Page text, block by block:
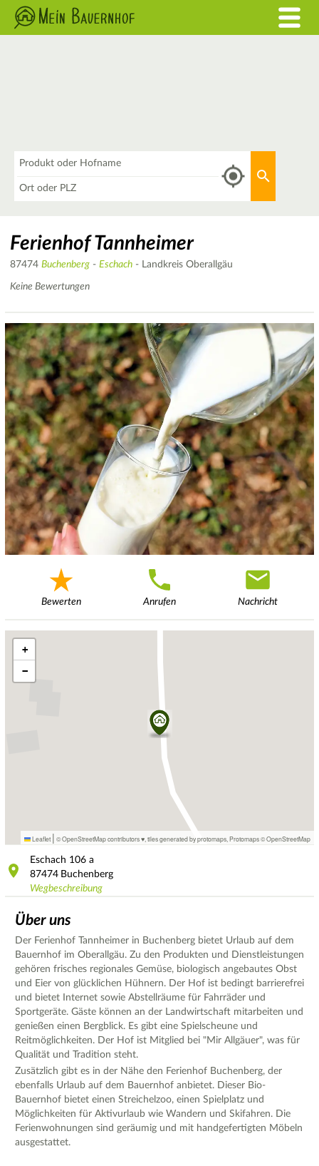
Ferienhof Tannheimer
87474 Buchenberg - Eschach - Landkreis Oberallgäu
Keine Bewertungen
Bewerten Anrufen Nachricht
+
−
Leaflet | © OpenStreetMap contributors ♥, tiles generated by protomaps Protomaps©OpenStreetMap
Eschach 106 a
87474 Buchenberg
Wegbeschreibung
Über uns
Der Ferienhof Tannheimer in Buchenberg bietet Urlaub auf dem
Bauernhof im Oberallgäu. Zu den Produkten und Dienstleistungen
gehören frisches regionales Gemüse, biologisch angebautes Obst
und Eier von glücklichen Hühnern. Der Hof ist bedingt barrierefrei
und bietet Internet sowie Abstellräume für Fahrräder und
Sportgeräte. Gäste können an der Landwirtschaft mitarbeiten und
genießen einen Bergblick. Es gibt eine Spielscheune und
Reitmöglichkeiten. Der Hof ist Mitglied bei "Mir Allgäuer", was für
Qualität und Tradition steht.
Zusätzlich gibt es in der Nähe den Ferienhof Buchenberg, der
ebenfalls Urlaub auf dem Bauernhof anbietet. Dieser Bio-
Bauernhof bietet einen Streichelzoo, einen Spielplatz und
Möglichkeiten für Aktivurlaub wie Wandern und Skifahren. Die
Ferienwohnungen sind geräumig und mit handgefertigten Möbeln
ausgestattet.